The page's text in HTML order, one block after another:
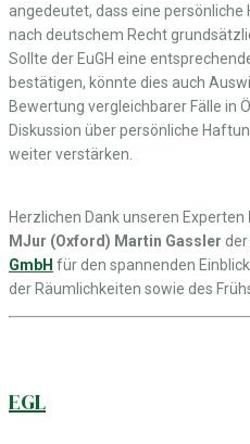
angedeutet, dass eine
nach deutschem Recht
Sollte der EuGH eine
bestätigen, könnte dies auch
Bewertung vergleichbarer Fälle in
Diskussion über persönliche
weiter verstärken.
Herzlichen Dank unseren Experten
MJur (Oxford) Martin Gassler der
GmbH für den spannenden
der Räumlichkeiten sowie des
EGL